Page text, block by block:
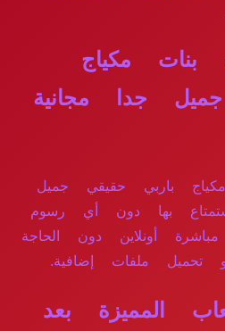
مكياج
جدا مجانية
مكياج باربي حقيقي جميل
بها دون أي رسوم
أونلاين دون الحاجة
تحميل ملفات إضافية.
المميزة بعد